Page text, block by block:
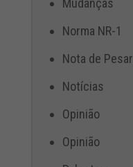
Mudanças
Norma NR-1
Nota de Pesar
Notícias
Opinião
Opinião